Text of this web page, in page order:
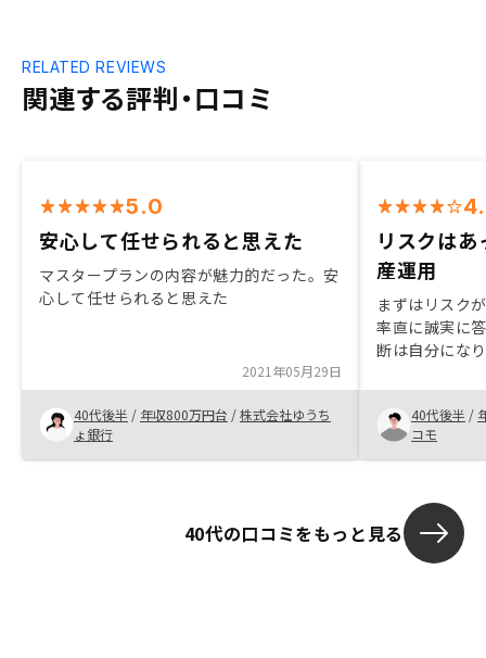
関連する評判・口コミ
RELATED REVIEWS
5.0
安心して任せられると思えた
マスタープランの内容が魅力的だった。安
心して任せられると思えた
2021年05月29日
40代後半 / 年収800万円台 /株式会社ゆうち
ょ銀行
リスクは
産運用
まずはリスク
率直に誠実に
断は自分にな
る意味冒険的
不安なことは
いです。
40代後半 /
コモ
40代の口コミをもっと見る